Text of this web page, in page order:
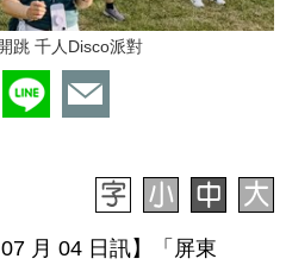
跳 千人Disco派對
月 04 日訊】「屏東